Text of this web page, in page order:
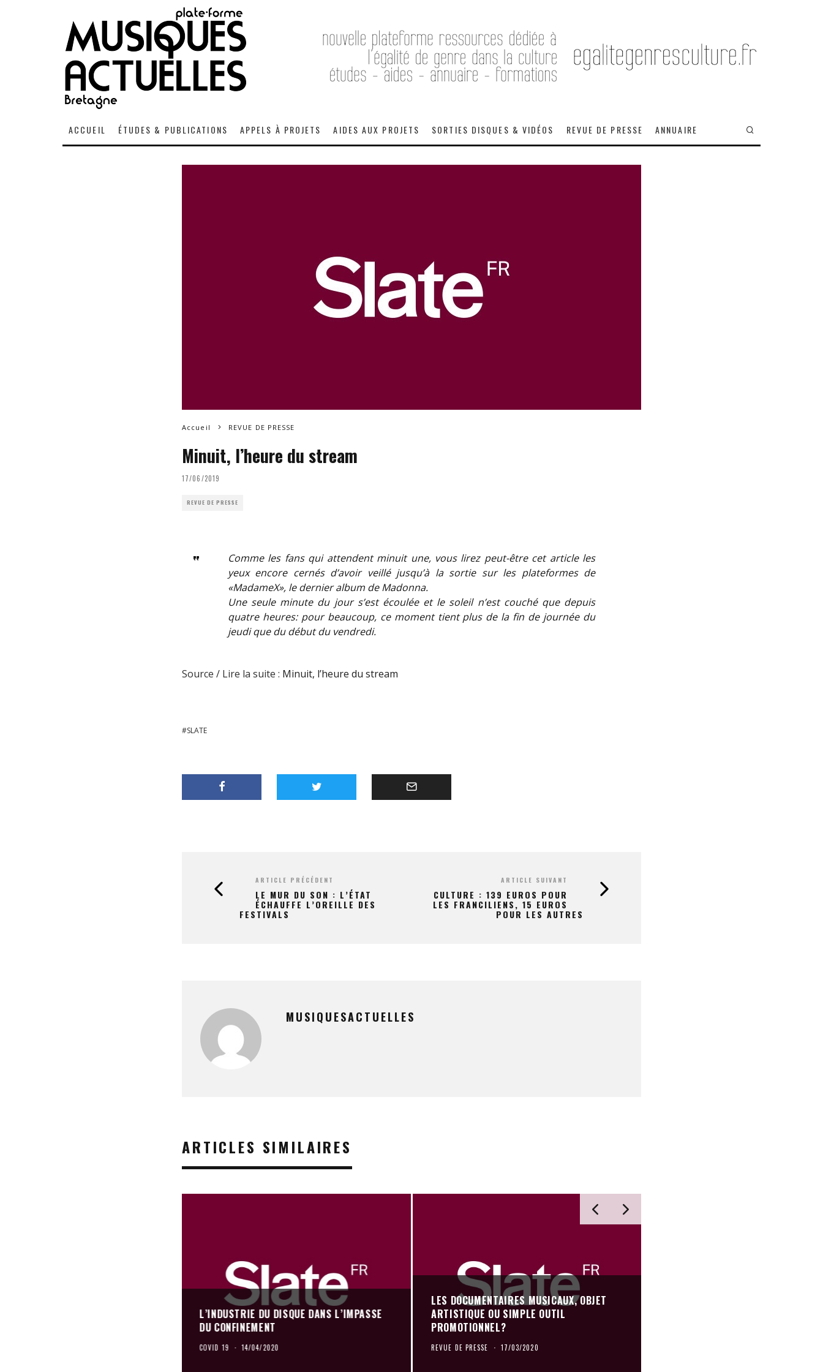
ACCUEIL ÉTUDES & PUBLICATIONS APPELS À PROJETS AIDES AUX PROJETS SORTIES DISQUES & VIDÉOS REVUE DE PRESSE ANNUAIRE
Accueil REVUE DE PRESSE
Minuit, l’heure du stream
17/06/2019
REVUE DE PRESSE
Comme les fans qui attendent minuit une, vous lirez peut-être cet article les
yeux encore cernés d’avoir veillé jusqu’à la sortie sur les plateformes de
«MadameX», le dernier album de Madonna.
Une seule minute du jour s’est écoulée et le soleil n’est couché que depuis
quatre heures: pour beaucoup, ce moment tient plus de la fin de journée du
jeudi que du début du vendredi.
Source / Lire la suite : Minuit, l’heure du stream
SLATE
ARTICLE PRÉCÉDENT
LE MUR DU SON : L’ÉTAT
ÉCHAUFFE L’OREILLE DES
FESTIVALS
ARTICLE SUIVANT
CULTURE : 139 EUROS POUR
LES FRANCILIENS, 15 EUROS
POUR LES AUTRES
MUSIQUESACTUELLES
ARTICLES SIMILAIRES
L’INDUSTRIE DU DISQUE DANS L’IMPASSE
DU CONFINEMENT
COVID 19 · 14/04/2020
LES DOCUMENTAIRES MUSICAUX, OBJET
ARTISTIQUE OU SIMPLE OUTIL
PROMOTIONNEL?
REVUE DE PRESSE · 17/03/2020